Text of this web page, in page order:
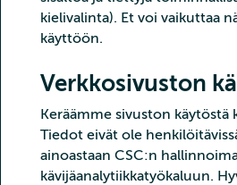
kielivalinta). Et voi vaikuttaa
käyttöön.
Verkkosivuston
Keräämme sivuston käytöstä
Tiedot eivät ole
ainoastaan CSC:n
kävijäanalytiikkatyökaluun.